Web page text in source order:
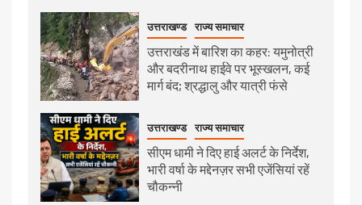
उत्तराखण्ड राज्य समाचार
उत्तराखंड में बारिश का कहर: यमुनोत्री
और बदरीनाथ हाईवे पर भूस्खलन, कई
मार्ग बंद; श्रद्धालु और यात्री फंसे
उत्तराखण्ड राज्य समाचार
सीएम धामी ने दिए हाई अलर्ट के निर्देश,
भारी वर्षा के मद्देनज़र सभी एजेंसियां रहें
चौकन्नी